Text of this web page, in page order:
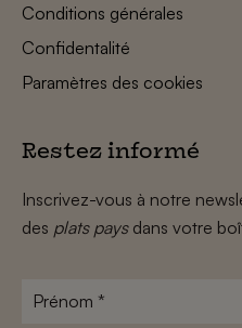
Conditions générales
Confidentalité
Paramètres des cookies
Restez informé
Inscrivez-vous à notre
des plats paysdans votre
Prénom